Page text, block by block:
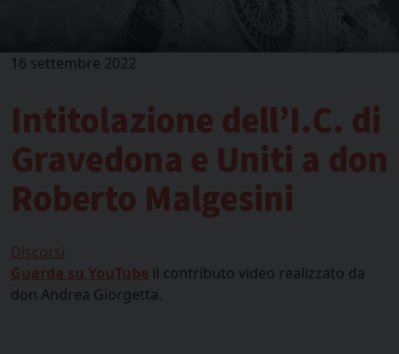
16 settembre 2022
Intitolazione dell’I.C. di
Gravedona e Uniti a don
Roberto Malgesini
Discorsi
Guarda su YouTube il contributo video realizzato da
don Andrea Giorgetta.